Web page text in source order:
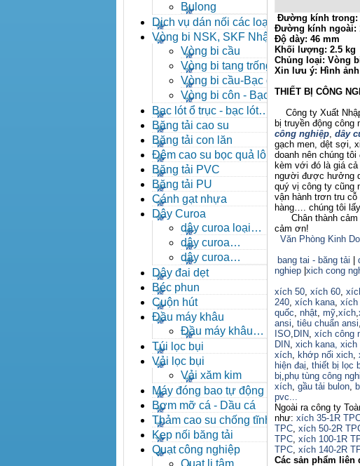
Bulong
Dịch vụ dán nối các loại
băng tải
Vòng bi NSK, SKF Nhật
Vòng bi cầu
Vòng bi tang trống tự
lựa
Vòng bi cầu-Bạc đạn
cầu
Vòng bi côn - Bạc
đạn côn
Bạc lót ổ trục - bạc lót
nhông
Băng tải cao su
Băng tải con lăn
Đệm cao su bọc quả lô
băng tải
Băng tải PVC
Băng tải PU
Cánh gạt nhựa
Dây Curoa
dây curoa loại
A,B,C,D,E
dây curoa
SPZ,SPA,SPB,SPC
dây curoa
XPZ,XPA,XPB,XPC
Dây đai dẹt
Béc phun
Cuộn hút
Đầu máy khâu
Đầu máy khâu
Bafang
Túi lọc bụi
Vải lọc bụi
Vải xăm kim
Máy đóng bao tự động
Bơm mỡ cá - Dầu cá
Thảm cao su chống tĩnh
điện
Kẹp nối băng tải
Quạt công nghiệp
Quạt li tâm
Đường kính trong:
Đường kính ngoài:
Độ dày: 46 mm
Khối lượng: 2.5 kg
Chủng loại: Vòng
Xin lưu ý: Hình
THIẾT BỊ CÔNG
Công ty Xuất
bị truyền động công
công nghiệp, dây
gạch men, dệt sợi,
doanh nên chúng
kèm với đó là giá
người được hưởng
quý vị công ty cũng
vận hành trơn tru
hàng…. chúng tôi
Chân thành cảm
cảm ơn!
Văn Phòng Kinh
bang tai - băng tải
nghiep xich cong
xích 50, xích 60,
240, xích kana, xích
quốc, nhật, mỹ,xích,
ansi, tiêu chuẩn ansi,
ISO, DIN, xích công
DIN, xich kana, xich
xích, khớp nối xich,
hiện đaị, thiết bị lọc
bị,phụ tùng công
xích, gầu tải bulon,
pvc...
Ngoài ra công ty
như: xích 35-1R
TPC, xích 50-2R
TPC, xích 100-1R
TPC, xích 140-2R
Các sản phẩm liên